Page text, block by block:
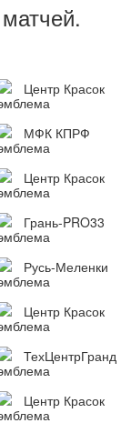
матчей.
Центр Красок
МФК КПРФ
Центр Красок
Грань-PRO33
Русь-Меленки
Центр Красок
ТехЦентрГранд
Центр Красок